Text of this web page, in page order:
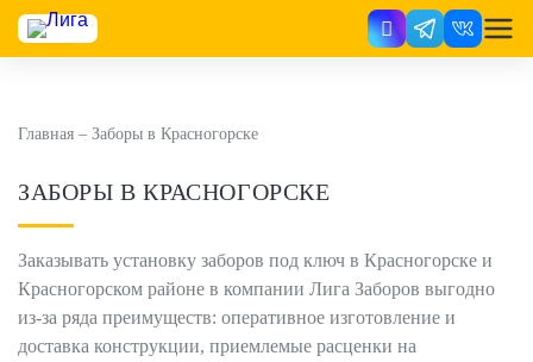
Главная – Заборы в Красногорске
ЗАБОРЫ В КРАСНОГОРСКЕ
Заказывать установку заборов под ключ в Красногорске и
Красногорском районе в компании Лига Заборов выгодно
из-за ряда преимуществ: оперативное изготовление и
доставка конструкции, приемлемые расценки на